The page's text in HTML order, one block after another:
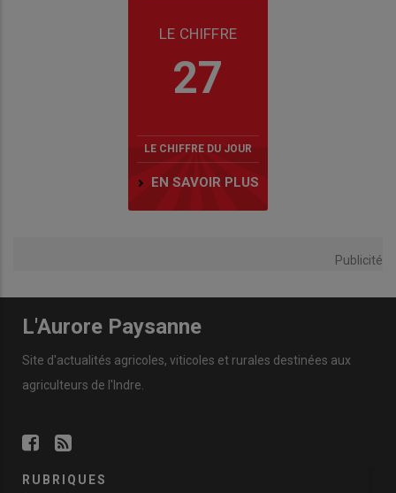
LE CHIFFRE
27
LE CHIFFRE DU JOUR
EN SAVOIR PLUS
Publicité
L'Aurore Paysanne
Site d'actualités agricoles, viticoles et rurales destinées aux
agriculteurs de l'Indre.
RUBRIQUES